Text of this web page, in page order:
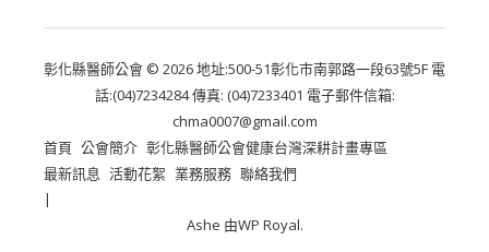
彰化縣醫師公會 © 2026 地址:500-51彰化市南郭路一段63號5F 電
話:(04)7234284 傳真: (04)7233401 電子郵件信箱:
chma0007@gmail.com
首頁 公會簡介 彰化縣醫師公會健康台灣深耕計畫專區
最新訊息 活動花絮 業務服務 聯絡我們
Ashe 由WP Royal.